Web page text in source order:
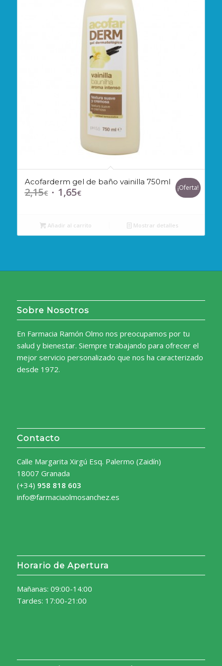
Acofarderm gel de baño vainilla 750ml
2,15€ El
era:
2,15€.
1,65€El
es:
1,65€.
¡Oferta!
Añadir al carrito Mostrar detalles
Sobre Nosotros
En Farmacia Ramón Olmo nos preocupamos por tu
salud y bienestar. Siempre trabajando para ofrecer el
mejor servicio personalizado que nos ha caracterizado
desde 1972.
Contacto
Calle Margarita Xirgú Esq. Palermo (Zaidín)
18007 Granada
(+34) 958 818 603
info@farmaciaolmosanchez.es
Horario de Apertura
Mañanas: 09:00-14:00
Tardes: 17:00-21:00